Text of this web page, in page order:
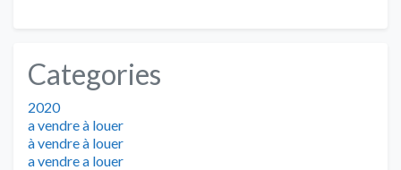
Categories
2020
a vendre à louer
à vendre à louer
a vendre a louer